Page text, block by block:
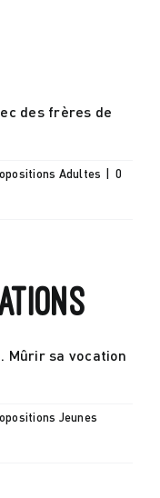
des frères de
Adultes | 0
Mûrir sa vocation
Jeunes